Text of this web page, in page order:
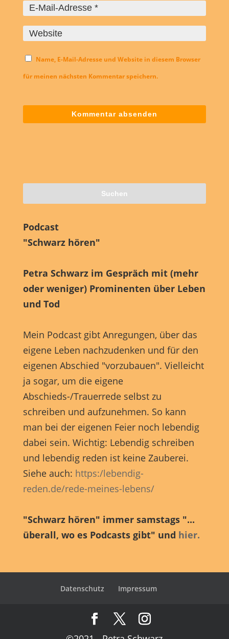
Name, E-Mail-Adresse und Website in diesem Browser
für meinen nächsten Kommentar speichern.
Podcast
"Schwarz hören"
Petra Schwarz im Gespräch mit (mehr
oder weniger) Prominenten über Leben
und Tod
Mein Podcast gibt Anregungen, über das
eigene Leben nachzudenken und für den
eigenen Abschied "vorzubauen". Vielleicht
ja sogar, um die eigene
Abschieds-/Trauerrede selbst zu
schreiben und aufzunehmen. So kann
man bei der eigenen Feier noch lebendig
dabei sein. Wichtig: Lebendig schreiben
und lebendig reden ist keine Zauberei.
Siehe auch: https:/lebendig-
reden.de/rede-meines-lebens/
"Schwarz hören" immer samstags "...
überall, wo es Podcasts gibt" und hier.
Datenschutz Impressum